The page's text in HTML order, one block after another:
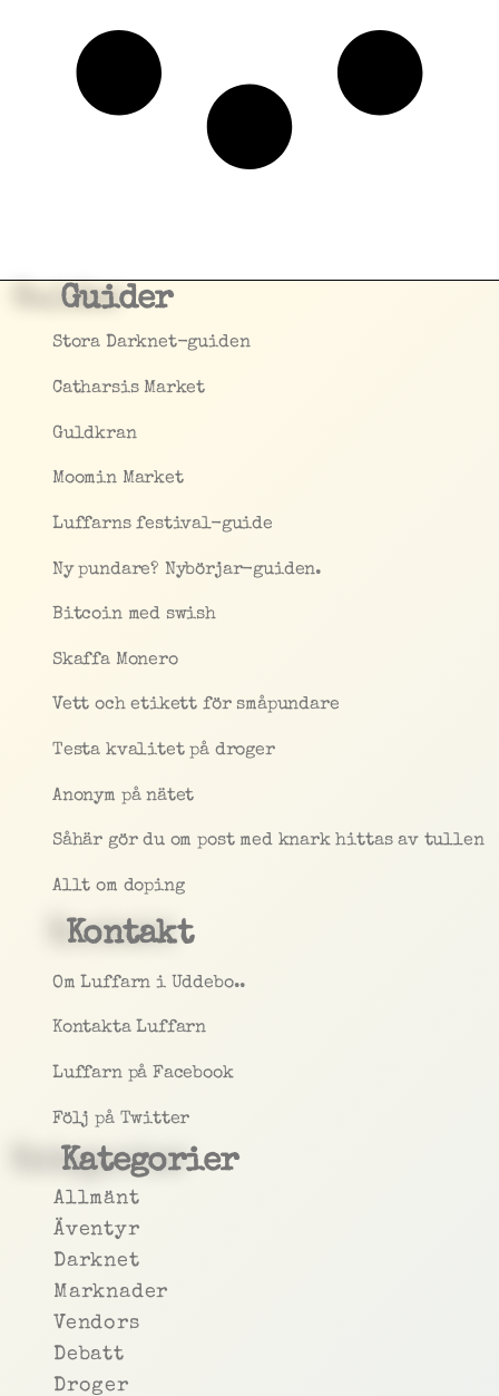
Guider
Stora Darknet-guiden
Catharsis Market
Guldkran
Moomin Market
Luffarns festival-guide
Ny pundare? Nybörjar-guiden.
Bitcoin med swish
Skaffa Monero
Vett och etikett för småpundare
Testa kvalitet på droger
Anonym på nätet
Såhär gör du om post med knark hittas av tullen
Allt om doping
Kontakt
Om Luffarn i Uddebo..
Kontakta Luffarn
Luffarn på Facebook
Följ på Twitter
Kategorier
Allmänt
Äventyr
Darknet
Marknader
Vendors
Debatt
Droger